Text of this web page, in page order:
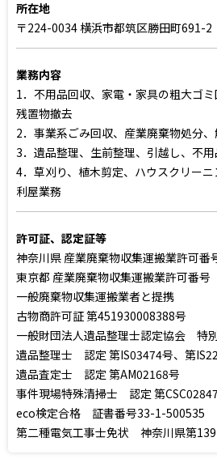
所在地
〒224-0034 横浜市都筑区勝田町691-2
業務内容
1．不用品回収、家電・家具の粗大ゴミ
残置物撤去
2．事業系ごみ回収、産業廃棄物処分
3．遺品整理、生前整理、引越し、不
4．草刈り、植木剪定、ハウスクリー
利屋業務
許可証、認定証等
神奈川県 産業廃棄物収集運搬業許可
東京都 産業廃棄物収集運搬業許可番
一般廃棄物収集運搬業者と提携
古物商許可証 第451930008388号
一般財団法人遺品整理士認定協会 特
遺品整理士 認定 第IS03474号、第
遺品査定士 認定 第AM02168号
事件現場特殊清掃士 認定 第
eco検定合格 証書番号33-1-500535
第二種電気工事士免状 神奈川県第